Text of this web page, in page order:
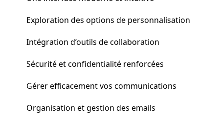
Exploration des options de personnalisation
Intégration d’outils de collaboration
Sécurité et confidentialité renforcées
Gérer efficacement vos communications
Organisation et gestion des emails